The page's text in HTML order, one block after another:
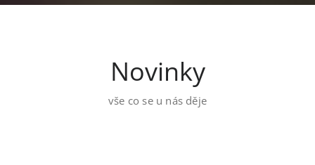
Novinky
vše co se u nás děje